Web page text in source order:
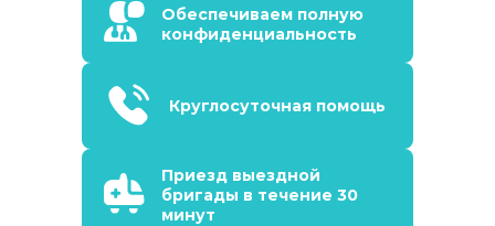
Обеспечиваем полную
конфиденциальность
Круглосуточная помощь
Приезд выездной
бригады в течение 30
минут